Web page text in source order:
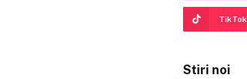
TikTok
Stiri noi